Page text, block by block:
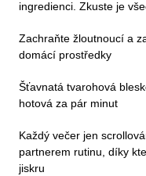
ingredienci. Zkuste je
Zachraňte žloutnoucí a
domácí prostředky
Šťavnatá tvarohová
hotová za pár minut
Každý večer jen
partnerem rutinu, díky
jiskru